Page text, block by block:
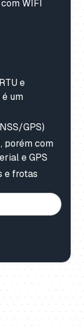
WIFI
e
é um
GPS)
porém com
e GPS
e frotas